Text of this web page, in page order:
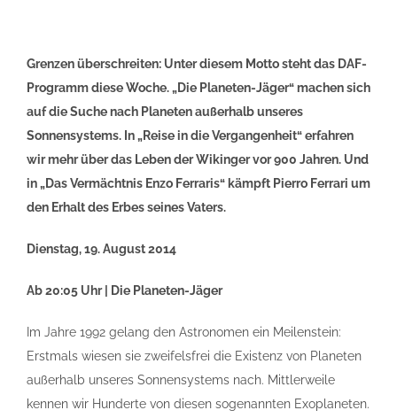
Grenzen überschreiten: Unter diesem Motto steht das DAF-
Programm diese Woche. „Die Planeten-Jäger“ machen sich
auf die Suche nach Planeten außerhalb unseres
Sonnensystems. In „Reise in die Vergangenheit“ erfahren
wir mehr über das Leben der Wikinger vor 900 Jahren. Und
in „Das Vermächtnis Enzo Ferraris“ kämpft Pierro Ferrari um
den Erhalt des Erbes seines Vaters.
Dienstag, 19. August 2014
Ab 20:05 Uhr | Die Planeten-Jäger
Im Jahre 1992 gelang den Astronomen ein Meilenstein:
Erstmals wiesen sie zweifelsfrei die Existenz von Planeten
außerhalb unseres Sonnensystems nach. Mittlerweile
kennen wir Hunderte von diesen sogenannten Exoplaneten.